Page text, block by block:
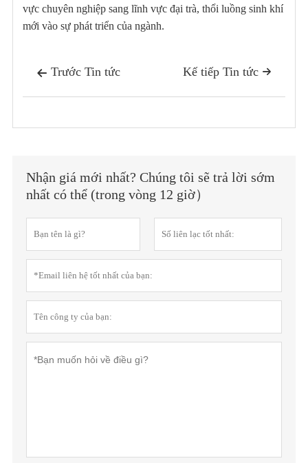
vực chuyên nghiệp sang lĩnh vực đại trà, thổi luồng sinh khí
mới vào sự phát triển của ngành.
 Trước Tin tức 
Kế tiếp Tin tức
Nhận giá mới nhất? Chúng tôi sẽ trả lời sớm
nhất có thể (trong vòng 12 giờ）